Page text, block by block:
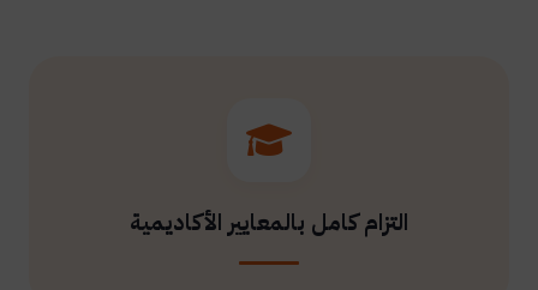
التزام كامل بالمعايير الأكاديمية